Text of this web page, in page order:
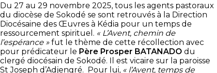
Du 27 au 29 novembre 2025, tous les agents pastoraux
du diocèse de Sokodé se sont retrouvés à la Direction
Diocésaine des Œuvres à Kédia pour un temps de
ressourcement spirituel. « L’Avent, chemin de
l’espérance » fut le thème de cette récollection avec
pour prédicateur le Père Prosper BATANADO du
clergé diocésain de Sokodé. Il est vicaire sur la paroisse
St Joseph d’Adjengré. Pour lui, « l’Avent, temps de